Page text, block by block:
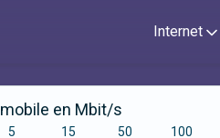
Internet
en Mbit/s
5 15 50 100